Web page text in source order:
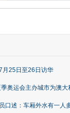
月25日至26日访华
奥运会主办城市为澳大
口述：车厢外水有一人